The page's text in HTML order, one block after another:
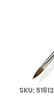
SKU: 51612